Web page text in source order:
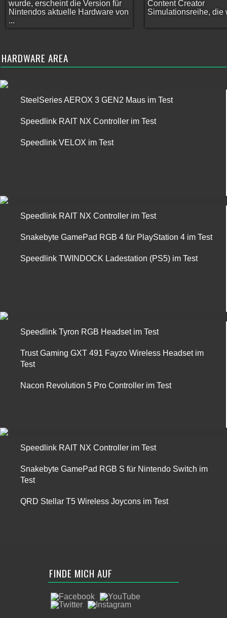
wurde, erscheint die Version für
Nintendos aktuelle Hardware von
...
Content Creator
Simulationsreihe, die
HARDWARE AREA
SteelSeries AEROX 3 GEN2 Maus im Test
Speedlink RAIT NX Controller im Test
Speedlink VELOX im Test
Speedlink RAIT NX Controller im Test
Snakebyte GamePad RGB 4 für PlayStation 4 im Test
Speedlink TWINDOCK Ladestation (PS5) im Test
Speedlink Tyron RGB Headset im Test
Trust Gaming GXT 491 Fayzo Wireless Headset im
Test
Nacon Revolution 5 Pro Controller im Test
Speedlink RAIT NX Controller im Test
Snakebyte GamePad RGB S für Nintendo Switch im
Test
QRD Stellar T5 Wireless Joycons im Test
FINDE MICH AUF